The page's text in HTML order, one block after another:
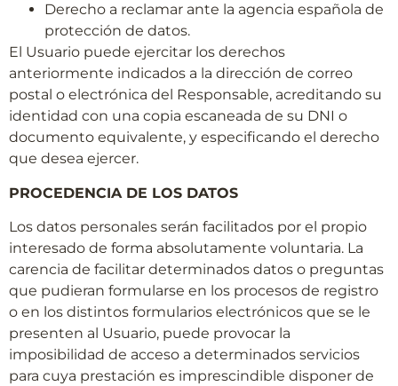
Derecho a reclamar ante la agencia española de
protección de datos.
El Usuario puede ejercitar los derechos
anteriormente indicados a la dirección de correo
postal o electrónica del Responsable, acreditando su
identidad con una copia escaneada de su DNI o
documento equivalente, y especificando el derecho
que desea ejercer.
PROCEDENCIA DE LOS DATOS
Los datos personales serán facilitados por el propio
interesado de forma absolutamente voluntaria. La
carencia de facilitar determinados datos o preguntas
que pudieran formularse en los procesos de registro
o en los distintos formularios electrónicos que se le
presenten al Usuario, puede provocar la
imposibilidad de acceso a determinados servicios
para cuya prestación es imprescindible disponer de